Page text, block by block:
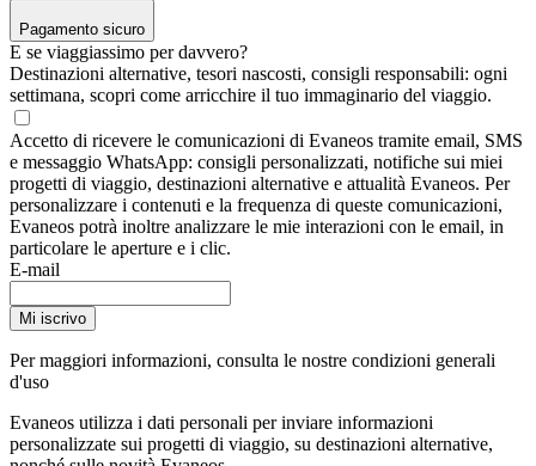
Pagamento sicuro
E se viaggiassimo per davvero?
Destinazioni alternative, tesori nascosti, consigli responsabili: ogni
settimana, scopri come arricchire il tuo immaginario del viaggio.
Accetto di ricevere le comunicazioni di Evaneos tramite email, SMS
e messaggio WhatsApp: consigli personalizzati, notifiche sui miei
progetti di viaggio, destinazioni alternative e attualità Evaneos. Per
personalizzare i contenuti e la frequenza di queste comunicazioni,
Evaneos potrà inoltre analizzare le mie interazioni con le email, in
particolare le aperture e i clic.
E-mail
Mi iscrivo
Per maggiori informazioni, consulta le nostre condizioni generali
d'uso
Evaneos utilizza i dati personali per inviare informazioni
personalizzate sui progetti di viaggio, su destinazioni alternative,